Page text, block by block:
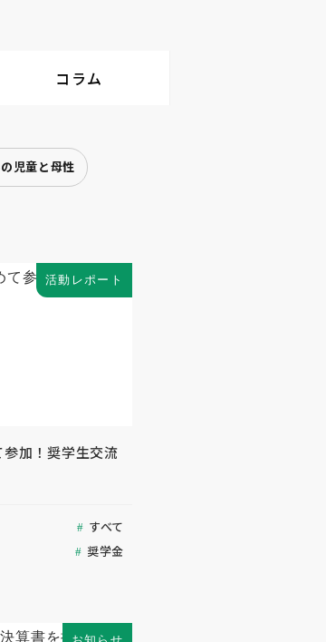
コラム
児童と母性
活動レポート
加！奨学生交流
すべて
奨学金